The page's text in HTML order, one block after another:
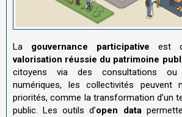
La gouvernance participative est
valorisation réussie du patrimoine
citoyens via des consultations ou
numériques, les collectivités peuvent
priorités, comme la transformation d’un
public. Les outils d’open data